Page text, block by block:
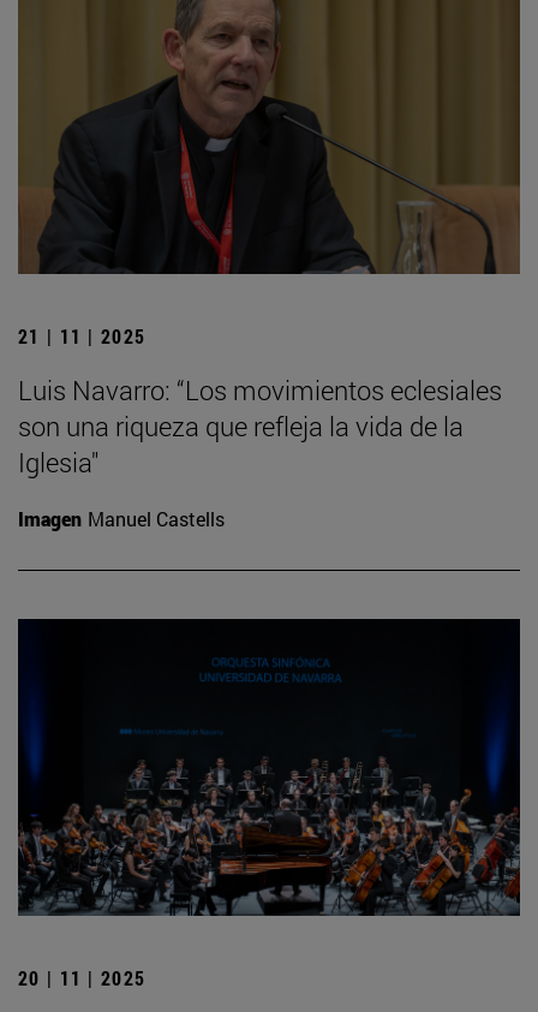
21 | 11 | 2025
Luis Navarro: “Los movimientos eclesiales
son una riqueza que refleja la vida de la
Iglesia"
Imagen Manuel Castells
20 | 11 | 2025